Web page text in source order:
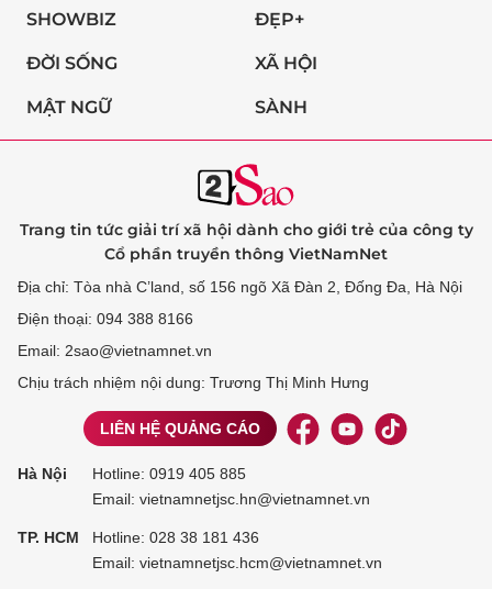
SHOWBIZ ĐẸP+
ĐỜI SỐNG XÃ HỘI
MẬT NGỮ SÀNH
Trang tin tức giải trí xã hội dành cho giới trẻ của công ty
Cổ phần truyền thông VietNamNet
Địa chỉ: Tòa nhà C’land, số 156 ngõ Xã Đàn 2, Đống Đa, Hà Nội
Điện thoại: 094 388 8166
Email: 2sao@vietnamnet.vn
Chịu trách nhiệm nội dung: Trương Thị Minh Hưng
LIÊN HỆ QUẢNG CÁO
Hà Nội Hotline: 0919 405 885
Email: vietnamnetjsc.hn@vietnamnet.vn
TP. HCM Hotline: 028 38 181 436
Email: vietnamnetjsc.hcm@vietnamnet.vn